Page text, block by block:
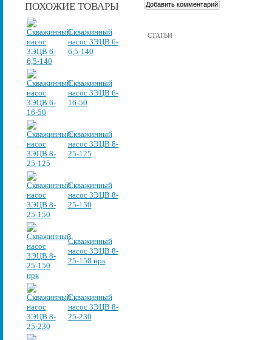
ПОХОЖИЕ ТОВАРЫ
Скважинный
насос 3ЭЦВ 6-
6,5-140
Скважинный
насос 3ЭЦВ 6-
16-50
Скважинный
насос 3ЭЦВ 8-
25-125
Скважинный
насос 3ЭЦВ 8-
25-150
Скважинный
насос 3ЭЦВ 8-
25-150 нрк
Скважинный
насос 3ЭЦВ 8-
25-230
СТАТЬИ